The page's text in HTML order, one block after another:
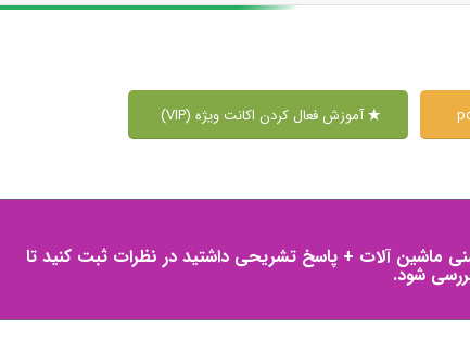
آموزش فعال کردن اکانت ویژه (VIP)
ماشین آلات + پاسخ تشریحی داشتید در نظرات ثبت کنید تا
شود.